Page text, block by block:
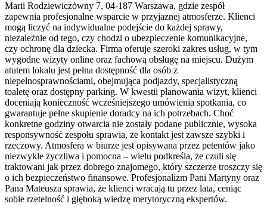
Marii Rodziewiczówny 7, 04-187 Warszawa, gdzie zespół
zapewnia profesjonalne wsparcie w przyjaznej atmosferze. Klienci
mogą liczyć na indywidualne podejście do każdej sprawy,
niezależnie od tego, czy chodzi o ubezpieczenie komunikacyjne,
czy ochronę dla dziecka. Firma oferuje szeroki zakres usług, w tym
wygodne wizyty online oraz fachową obsługę na miejscu. Dużym
atutem lokalu jest pełna dostępność dla osób z
niepełnosprawnościami, obejmująca podjazdy, specjalistyczną
toaletę oraz dostępny parking. W kwestii planowania wizyt, klienci
doceniają konieczność wcześniejszego umówienia spotkania, co
gwarantuje pełne skupienie doradcy na ich potrzebach. Choć
konkretne godziny otwarcia nie zostały podane publicznie, wysoka
responsywność zespołu sprawia, że kontakt jest zawsze szybki i
rzeczowy. Atmosfera w biurze jest opisywana przez petentów jako
niezwykle życzliwa i pomocna – wielu podkreśla, że czuli się
traktowani jak przez dobrego znajomego, który szczerze troszczy się
o ich bezpieczeństwo finansowe. Profesjonalizm Pani Martyny oraz
Pana Mateusza sprawia, że klienci wracają tu przez lata, ceniąc
sobie rzetelność i głęboką wiedzę merytoryczną ekspertów.